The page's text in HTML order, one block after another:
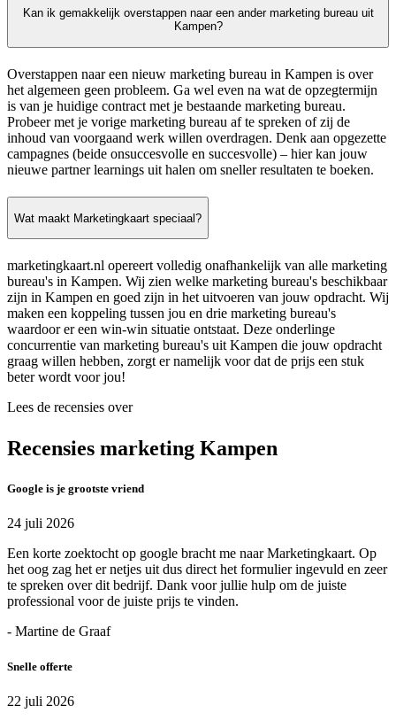
Kan ik gemakkelijk overstappen naar een ander marketing bureau uit
Kampen?
Overstappen naar een nieuw marketing bureau in Kampen is over
het algemeen geen probleem. Ga wel even na wat de opzegtermijn
is van je huidige contract met je bestaande marketing bureau.
Probeer met je vorige marketing bureau af te spreken of zij de
inhoud van voorgaand werk willen overdragen. Denk aan opgezette
campagnes (beide onsuccesvolle en succesvolle) – hier kan jouw
nieuwe partner learnings uit halen om sneller resultaten te boeken.
Wat maakt Marketingkaart speciaal?
marketingkaart.nl opereert volledig onafhankelijk van alle marketing
bureau's in Kampen. Wij zien welke marketing bureau's beschikbaar
zijn in Kampen en goed zijn in het uitvoeren van jouw opdracht. Wij
maken een koppeling tussen jou en drie marketing bureau's
waardoor er een win-win situatie ontstaat. Deze onderlinge
concurrentie van marketing bureau's uit Kampen die jouw opdracht
graag willen hebben, zorgt er namelijk voor dat de prijs een stuk
beter wordt voor jou!
Lees de recensies over
Recensies marketing Kampen
Google is je grootste vriend
24 juli 2026
Een korte zoektocht op google bracht me naar Marketingkaart. Op
het oog zag het er netjes uit dus direct het formulier ingevuld en zeer
te spreken over dit bedrijf. Dank voor jullie hulp om de juiste
professional voor de juiste prijs te vinden.
- Martine de Graaf
Snelle offerte
22 juli 2026